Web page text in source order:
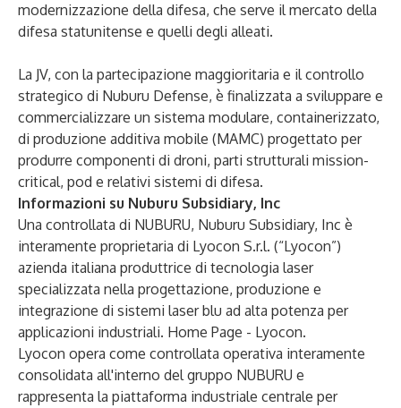
modernizzazione della difesa, che serve il mercato della
difesa statunitense e quelli degli alleati.
La JV, con la partecipazione maggioritaria e il controllo
strategico di Nuburu Defense, è finalizzata a sviluppare e
commercializzare un sistema modulare, containerizzato,
di produzione additiva mobile (MAMC) progettato per
produrre componenti di droni, parti strutturali mission-
critical, pod e relativi sistemi di difesa.
Informazioni su Nuburu Subsidiary, Inc
Una controllata di NUBURU, Nuburu Subsidiary, Inc è
interamente proprietaria di Lyocon S.r.l. (“Lyocon”)
azienda italiana produttrice di tecnologia laser
specializzata nella progettazione, produzione e
integrazione di sistemi laser blu ad alta potenza per
applicazioni industriali. Home Page - Lyocon.
Lyocon opera come controllata operativa interamente
consolidata all'interno del gruppo NUBURU e
rappresenta la piattaforma industriale centrale per